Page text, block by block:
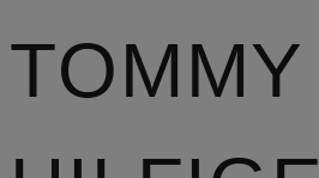
OMMY H